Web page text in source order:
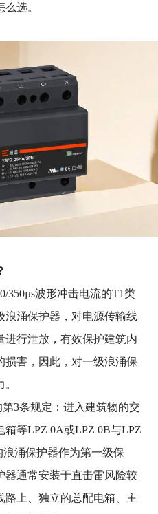
选。
350µs波形冲击电流的T1类
浪涌保护器，对电源传输线
进行泄放，有效保护建筑内
损害，因此，对一级浪涌保
第3条规定：进入建筑物的交
等LPZ 0A或LPZ 0B与LPZ
涌保护器作为第一级保
器通常安装于直击雷风险较
路上、独立的总配电箱、主